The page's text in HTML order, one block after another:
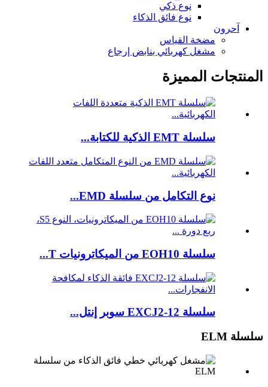
نوع ذكي
نوع فائق الذكاء
آحرون
مضخة القياس
مشغل كهربائي بنابض إرجاع
المنتجات المميزة
سلسلة EMT الذكية للكتابة...
نوع التكامل من سلسلة EMD...
سلسلة EOH10 من الميكاترونيات T...
سلسلة EXCJ2-12 سوبر إنتل...
سلسلة ELM